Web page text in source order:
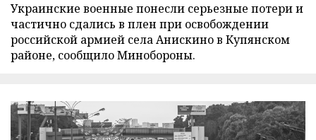
Украинские военные понесли серьезные потери и
частично сдались в плен при освобождении
российской армией села Анискино в Купянском
районе, сообщило Минобороны.